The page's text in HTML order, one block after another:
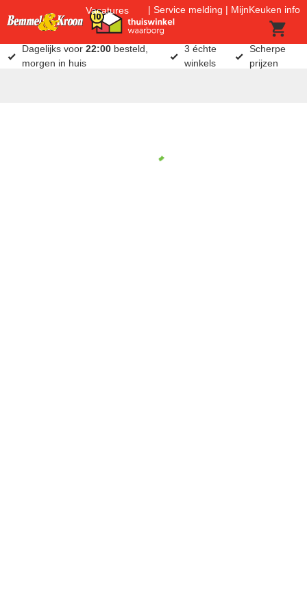
Vacatures Service melding MijnKeuken info
Dagelijks voor22:00 besteld,
morgen in huis
3 échte
winkels
Scherpe
prijzen